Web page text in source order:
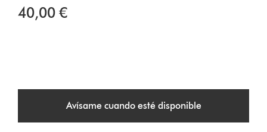
40,00 €
Avísame cuando esté disponible